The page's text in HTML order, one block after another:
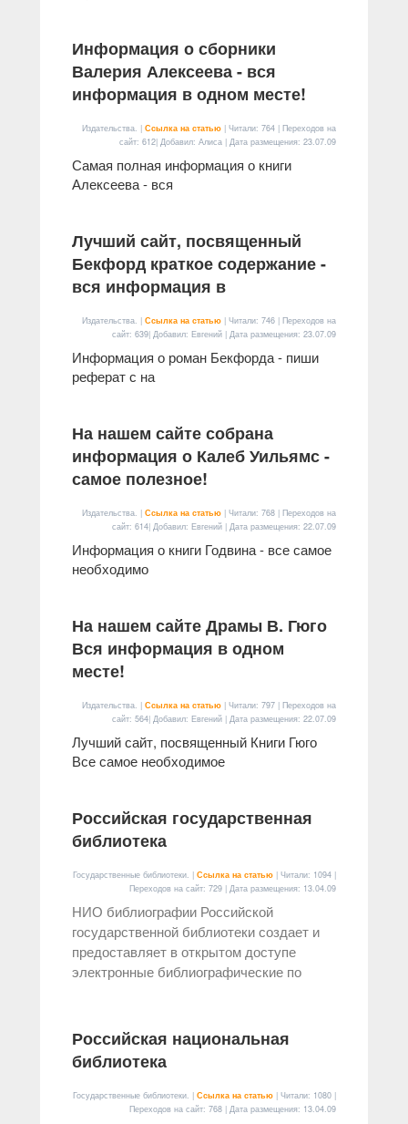
Информация о сборники
Валерия Алексеева - вся
информация в одном месте!
Издательства. | Ссылка на статью | Читали: 764 | Переходов на
сайт: 612| Добавил: Алиса | Дата размещения: 23.07.09
Самая полная информация о книги
Алексеева - вся
Лучший сайт, посвященный
Бекфорд краткое содержание -
вся информация в
Издательства. | Ссылка на статью | Читали: 746 | Переходов на
сайт: 639| Добавил: Евгений | Дата размещения: 23.07.09
Информация о роман Бекфорда - пиши
реферат с на
На нашем сайте собрана
информация о Калеб Уильямс -
самое полезное!
Издательства. | Ссылка на статью | Читали: 768 | Переходов на
сайт: 614| Добавил: Евгений | Дата размещения: 22.07.09
Информация о книги Годвина - все самое
необходимо
На нашем сайте Драмы В. Гюго
Вся информация в одном
месте!
Издательства. | Ссылка на статью | Читали: 797 | Переходов на
сайт: 564| Добавил: Евгений | Дата размещения: 22.07.09
Лучший сайт, посвященный Книги Гюго
Все самое необходимое
Российская государственная
библиотека
Государственные библиотеки. | Ссылка на статью | Читали: 1094 |
Переходов на сайт: 729 | Дата размещения: 13.04.09
НИО библиографии Российской
государственной библиотеки создает и
предоставляет в открытом доступе
электронные библиографические по
Российская национальная
библиотека
Государственные библиотеки. | Ссылка на статью | Читали: 1080 |
Переходов на сайт: 768 | Дата размещения: 13.04.09